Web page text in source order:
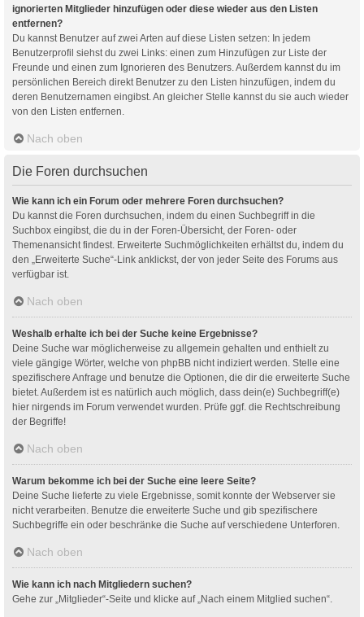
ignorierten Mitglieder hinzufügen oder diese wieder aus den Listen
entfernen?
Du kannst Benutzer auf zwei Arten auf diese Listen setzen: In jedem
Benutzerprofil siehst du zwei Links: einen zum Hinzufügen zur Liste der
Freunde und einen zum Ignorieren des Benutzers. Außerdem kannst du im
persönlichen Bereich direkt Benutzer zu den Listen hinzufügen, indem du
deren Benutzernamen eingibst. An gleicher Stelle kannst du sie auch wieder
von den Listen entfernen.
Nach oben
Die Foren durchsuchen
Wie kann ich ein Forum oder mehrere Foren durchsuchen?
Du kannst die Foren durchsuchen, indem du einen Suchbegriff in die
Suchbox eingibst, die du in der Foren-Übersicht, der Foren- oder
Themenansicht findest. Erweiterte Suchmöglichkeiten erhältst du, indem du
den „Erweiterte Suche“-Link anklickst, der von jeder Seite des Forums aus
verfügbar ist.
Nach oben
Weshalb erhalte ich bei der Suche keine Ergebnisse?
Deine Suche war möglicherweise zu allgemein gehalten und enthielt zu
viele gängige Wörter, welche von phpBB nicht indiziert werden. Stelle eine
spezifischere Anfrage und benutze die Optionen, die dir die erweiterte Suche
bietet. Außerdem ist es natürlich auch möglich, dass dein(e) Suchbegriff(e)
hier nirgends im Forum verwendet wurden. Prüfe ggf. die Rechtschreibung
der Begriffe!
Nach oben
Warum bekomme ich bei der Suche eine leere Seite?
Deine Suche lieferte zu viele Ergebnisse, somit konnte der Webserver sie
nicht verarbeiten. Benutze die erweiterte Suche und gib spezifischere
Suchbegriffe ein oder beschränke die Suche auf verschiedene Unterforen.
Nach oben
Wie kann ich nach Mitgliedern suchen?
Gehe zur „Mitglieder“-Seite und klicke auf „Nach einem Mitglied suchen“.